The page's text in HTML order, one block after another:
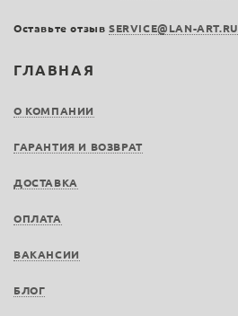
ГЛАВНАЯ
О КОМПАНИИ
ГАРАНТИЯ И ВОЗВРАТ
ДОСТАВКА
ОПЛАТА
ВАКАНСИИ
БЛОГ
Оставьте отзыв SERVICE@LAN-ART.RU